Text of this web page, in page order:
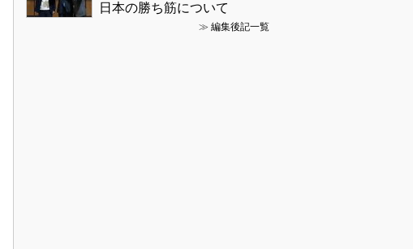
日本の勝ち筋について
≫ 編集後記一覧